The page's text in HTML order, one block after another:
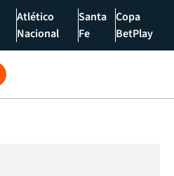
Atlético
Nacional
Santa
Fe
Copa
BetPlay